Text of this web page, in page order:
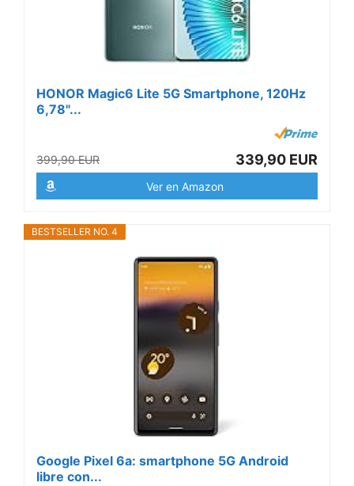
HONOR Magic6 Lite 5G Smartphone, 120Hz
6,78"...
399,90 EUR 339,90 EUR
Ver en Amazon
BESTSELLER NO. 4
Google Pixel 6a: smartphone 5G Android
libre con...